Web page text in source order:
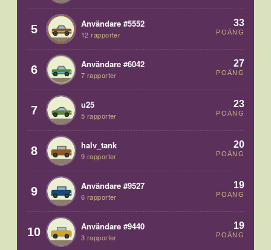
5 Användare #5552
12 rapporter
33
POÄNG
6 Användare #6042
7 rapporter
27
POÄNG
7 u25
5 rapporter
23
POÄNG
8 halv_tank
9 rapporter
20
POÄNG
9 Användare #9527
6 rapporter
19
POÄNG
10 Användare #9440
3 rapporter
19
POÄNG